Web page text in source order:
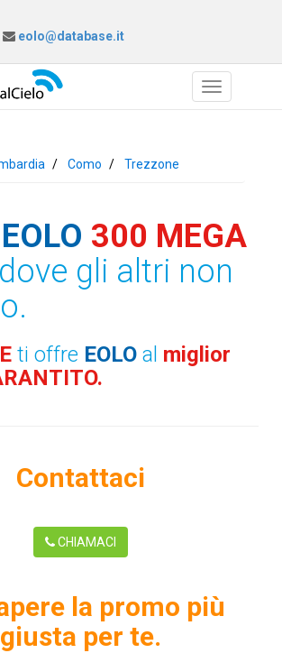
eolo@database.it
Como Trezzone
300 MEGA
gli altri non
ti offre EOLO al miglior
Contattaci
CHIAMACI
la promo più
giusta per te.